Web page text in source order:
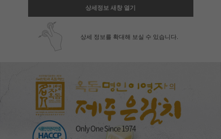
상세정보 새창 열기
상세 정보를 확대해 보실 수 있습니다.